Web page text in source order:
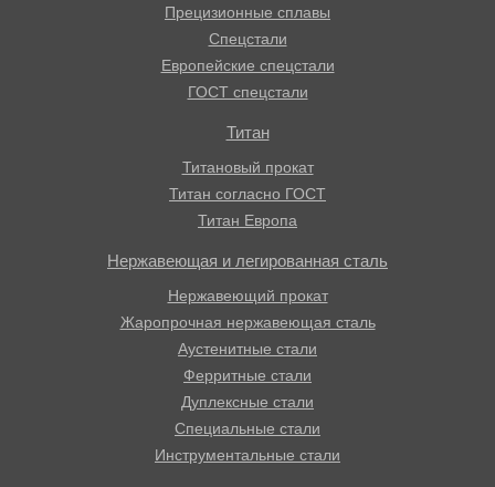
Прецизионные сплавы
Спецстали
Европейские спецстали
ГОСТ спецстали
Титан
Титановый прокат
Титан согласно ГОСТ
Титан Европа
Нержавеющая и легированная сталь
Нержавеющий прокат
Жаропрочная нержавеющая сталь
Аустенитные стали
Ферритные стали
Дуплексные стали
Специальные стали
Инструментальные стали